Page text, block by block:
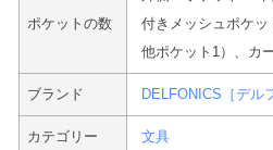
ポケットの数
付きメッシュポケ
他ポケット1）、カ
ブランド DELFONICS［デル
カテゴリー 文具